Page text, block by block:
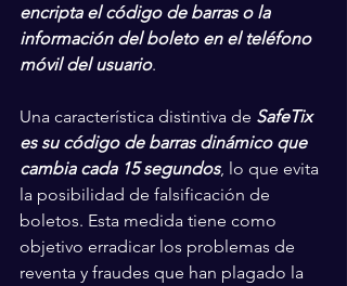
encripta el código de barras o la
información del boleto en el teléfono
móvil del usuario.
Una característica distintiva de SafeTix
es su código de barras dinámico que
cambia cada 15 segundos, lo que evita
la posibilidad de falsificación de
boletos. Esta medida tiene como
objetivo erradicar los problemas de
reventa y fraudes que han plagado la